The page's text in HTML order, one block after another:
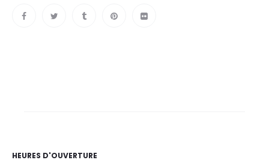
HEURES D'OUVERTURE